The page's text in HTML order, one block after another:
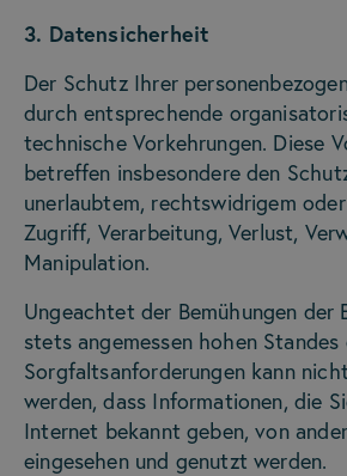
3. Datensicherheit
Der Schutz Ihrer
durch entsprechende
technische Vorkehrungen. Diese
betreffen insbesondere den
unerlaubtem, rechtswidrigem
Zugriff, Verarbeitung, Verlust,
Manipulation.
Ungeachtet der Bemühungen der
stets angemessen hohen Standes
Sorgfaltsanforderungen kann
werden, dass Informationen, die
Internet bekannt geben, von
eingesehen und genutzt werden.